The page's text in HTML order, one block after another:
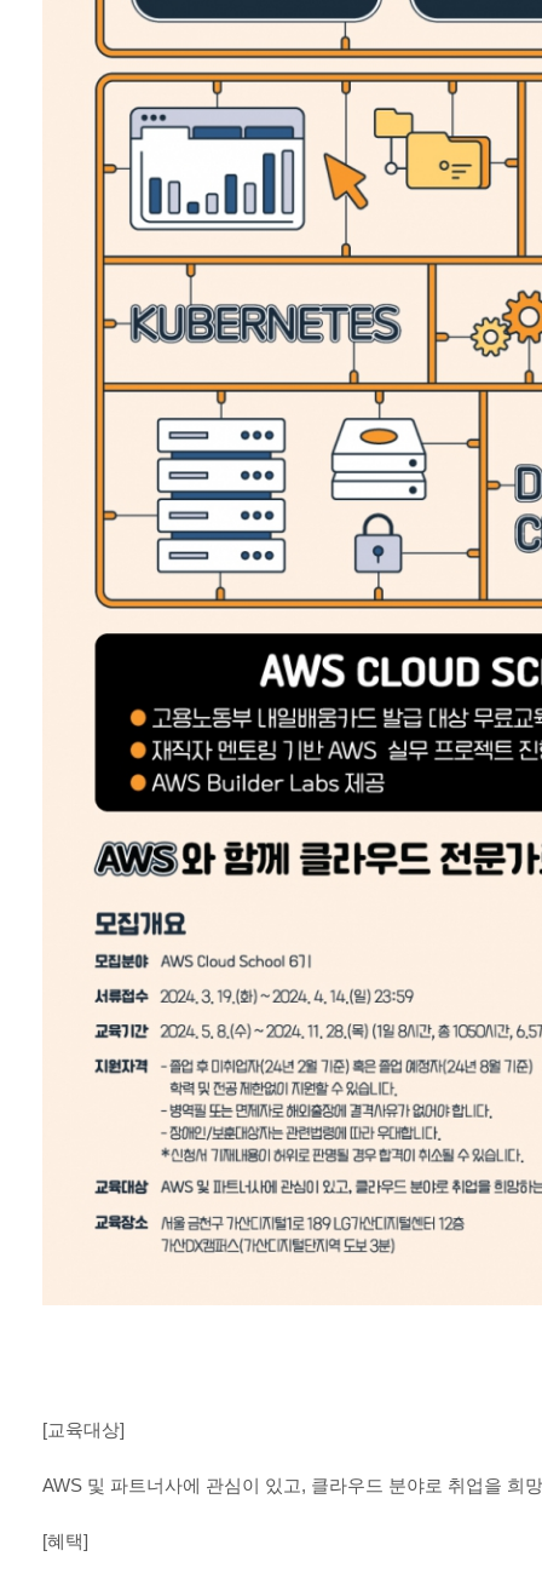
[교육대상]
AWS 및 파트너사에 관심이 있고, 클라우드 분야로 취업을 희
[혜택]